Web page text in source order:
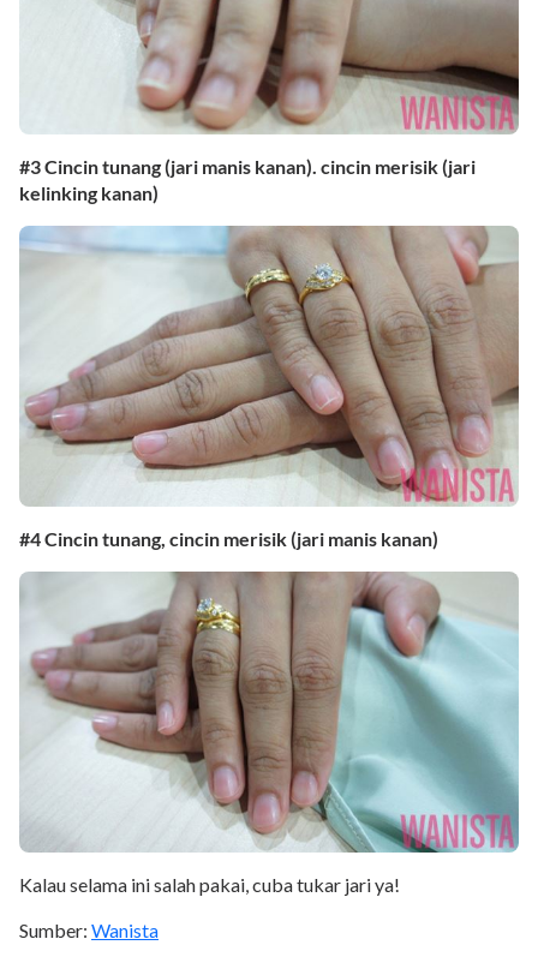
#3 Cincin tunang (jari manis kanan). cincin merisik (jari
kelinking kanan)
#4 Cincin tunang, cincin merisik (jari manis kanan)
Kalau selama ini salah pakai, cuba tukar jari ya!
Sumber: Wanista